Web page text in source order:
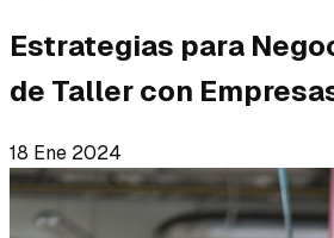
Estrategias para
de Taller con
18 Ene 2024